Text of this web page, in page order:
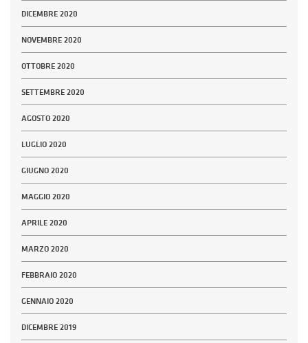
DICEMBRE 2020
NOVEMBRE 2020
OTTOBRE 2020
SETTEMBRE 2020
AGOSTO 2020
LUGLIO 2020
GIUGNO 2020
MAGGIO 2020
APRILE 2020
MARZO 2020
FEBBRAIO 2020
GENNAIO 2020
DICEMBRE 2019